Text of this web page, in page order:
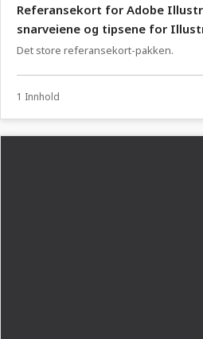
Referansekort for Adobe
snarveiene og tipsene for
Det store referansekort-pakken.
1 Innhold